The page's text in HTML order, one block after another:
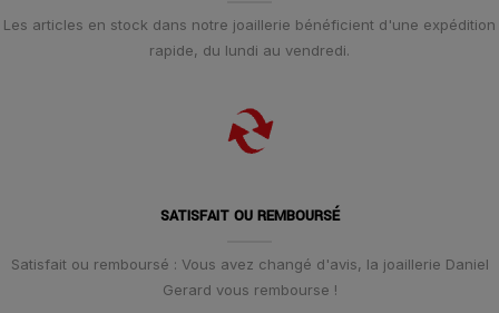
Les articles en stock dans notre joaillerie bénéficient d'une expédition
rapide, du lundi au vendredi.
SATISFAIT OU REMBOURSÉ
Satisfait ou remboursé : Vous avez changé d'avis, la joaillerie Daniel
Gerard vous rembourse !